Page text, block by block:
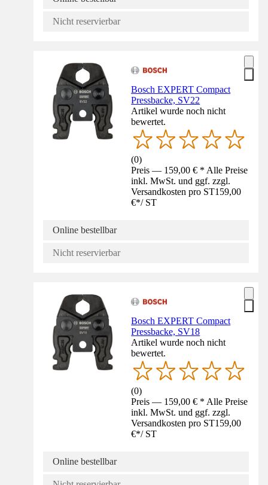
Nicht reservierbar
Bosch EXPERT Compact
Pressbacke, SV22
Artikel wurde noch nicht
bewertet.
(0)
Preis — 159,00 € * Alle Preise
inkl. MwSt. und ggf. zzgl.
Versandkosten pro ST159,00
€*/ ST
Online bestellbar
Nicht reservierbar
Bosch EXPERT Compact
Pressbacke, SV18
Artikel wurde noch nicht
bewertet.
(0)
Preis — 159,00 € * Alle Preise
inkl. MwSt. und ggf. zzgl.
Versandkosten pro ST159,00
€*/ ST
Online bestellbar